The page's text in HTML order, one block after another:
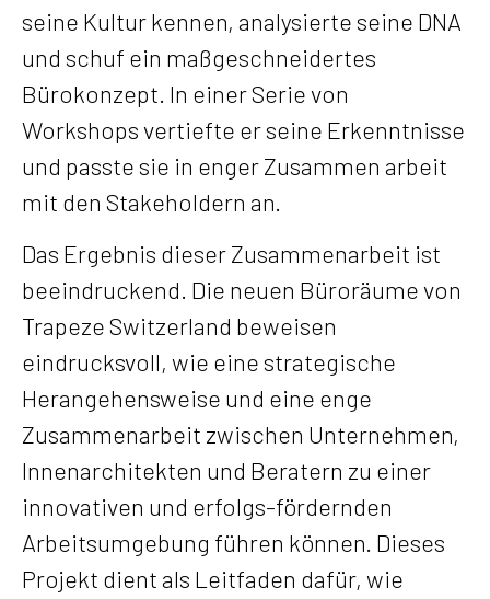
seine Kultur kennen, analysierte seine DNA
und schuf ein maßgeschneidertes
Bürokonzept. In einer Serie von
Workshops vertiefte er seine Erkenntnisse
und passte sie in enger Zusammen arbeit
mit den Stakeholdern an.
Das Ergebnis dieser Zusammenarbeit ist
beeindruckend. Die neuen Büroräume von
Trapeze Switzerland beweisen
eindrucksvoll, wie eine strategische
Herangehensweise und eine enge
Zusammenarbeit zwischen Unternehmen,
Innenarchitekten und Beratern zu einer
innovativen und erfolgs-fördernden
Arbeitsumgebung führen können. Dieses
Projekt dient als Leitfaden dafür, wie